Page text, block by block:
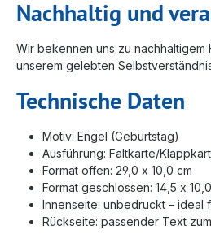
Nachhaltig und
Wir bekennen uns zu
unserem gelebten
Technische Daten
Motiv: Engel (Geburtstag)
Ausführung: Faltkarte/
Format offen: 29,0 x 10,0 cm
Format geschlossen: 14,5 x
Innenseite: unbedruckt – ideal
Rückseite: passender Text